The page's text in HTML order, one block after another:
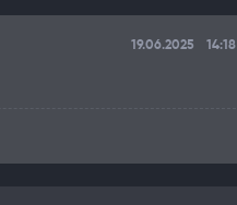
19.06.2025 14:18